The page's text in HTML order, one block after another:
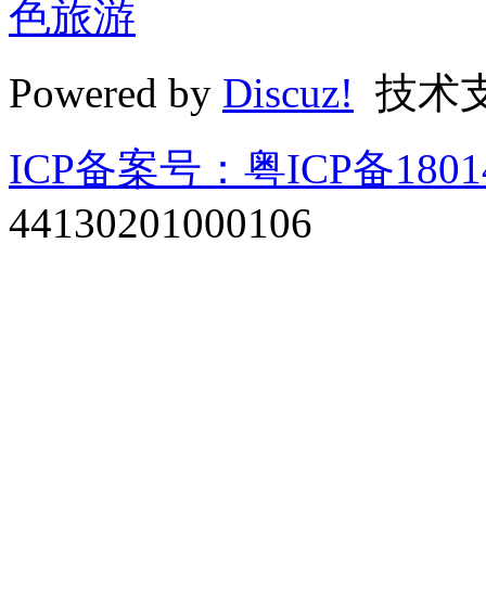
色旅游
Powered by Discuz! 技术
ICP备案号：粤ICP备
44130201000106